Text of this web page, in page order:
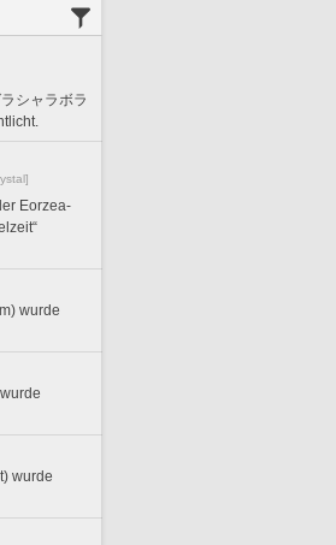
シャラボラ
Eorzea-
wurde
wurde